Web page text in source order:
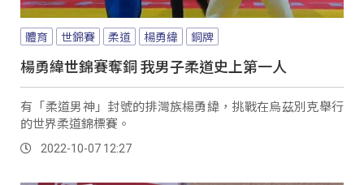
體育 世錦賽 柔道 楊勇緯 銅牌
楊勇緯世錦賽奪銅 我男子柔道史上第一人
有「柔道男神」封號的排灣族楊勇緯，挑戰在烏茲別克舉行
的世界柔道錦標賽。
2022-10-07 12:27